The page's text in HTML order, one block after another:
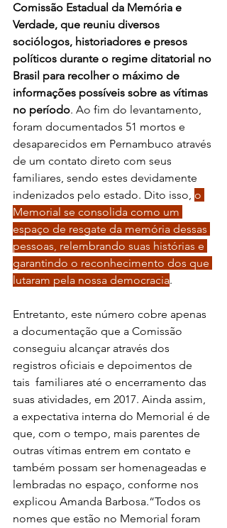
Comissão Estadual da Memória e
Verdade, que reuniu diversos
sociólogos, historiadores e presos
políticos durante o regime ditatorial no
Brasil para recolher o máximo de
informações possíveis sobre as vítimas
no período. Ao fim do levantamento,
foram documentados 51 mortos e
desaparecidos em Pernambuco através
de um contato direto com seus
familiares, sendo estes devidamente
indenizados pelo estado. Dito isso, o
Memorial se consolida como um
espaço de resgate da memória dessas
pessoas, relembrando suas histórias e
garantindo o reconhecimento dos que
lutaram pela nossa democracia.
Entretanto, este número cobre apenas
a documentação que a Comissão
conseguiu alcançar através dos
registros oficiais e depoimentos de
tais  familiares até o encerramento das
suas atividades, em 2017. Ainda assim,
a expectativa interna do Memorial é de
que, com o tempo, mais parentes de
outras vítimas entrem em contato e
também possam ser homenageadas e
lembradas no espaço, conforme nos
explicou Amanda Barbosa.“Todos os
nomes que estão no Memorial foram